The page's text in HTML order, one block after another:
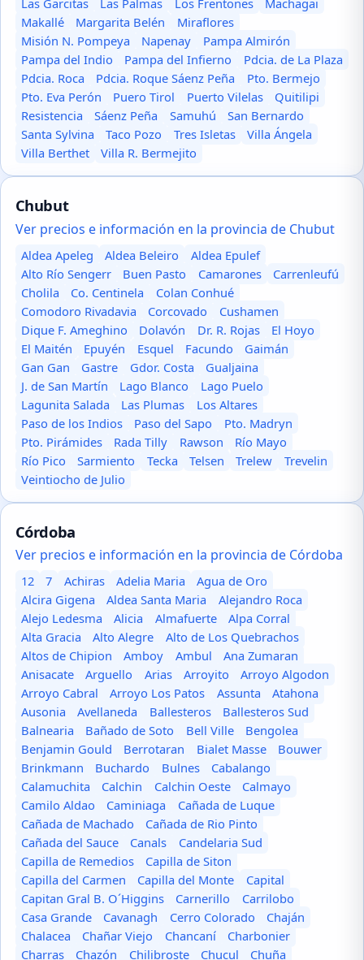
Las Garcitas Las Palmas Los Frentones
Machagai
Makallé
Margarita Belén
Miraflores
Misión N. Pompeya
Napenay
Pampa Almirón
Pampa del Indio
Pampa del Infierno
Pdcia. de La Plaza
Pdcia. Roca
Pdcia. Roque Sáenz Peña
Pto. Bermejo
Pto. Eva Perón
Puero Tirol Puerto Vilelas
Quitilipi
Resistencia
Sáenz Peña Samuhú
San Bernardo
Santa Sylvina
Taco Pozo Tres Isletas
Villa Ángela
Villa Berthet
Villa R. Bermejito
Chubut
Ver precios e información en la provincia de Chubut
Aldea Apeleg Aldea Beleiro
Aldea Epulef
Alto Río Sengerr
Buen Pasto Camarones
Carrenleufú
Cholila
Co. Centinela
Colan Conhué
Comodoro Rivadavia
Corcovado
Cushamen
Dique F. Ameghino
Dolavón Dr. R. Rojas
El Hoyo
El Maitén
Epuyén Esquel Facundo
Gaimán
Gan Gan
Gastre Gdor. Costa
Gualjaina
J. de San Martín
Lago Blanco
Lago Puelo
Lagunita Salada
Las Plumas
Los Altares
Paso de los Indios
Paso del Sapo
Pto. Madryn
Pto. Pirámides
Rada Tilly Rawson
Río Mayo
Río Pico
Sarmiento Tecka Telsen Trelew
Trevelin
Veintiocho de Julio
Córdoba
Ver precios e información en la provincia de Córdoba
12 7 Achiras Adelia Maria
Agua de Oro
Alcira Gigena
Aldea Santa Maria
Alejandro Roca
Alejo Ledesma
Alicia Almafuerte
Alpa Corral
Alta Gracia
Alto Alegre
Alto de Los Quebrachos
Altos de Chipion
Amboy Ambul
Ana Zumaran
Anisacate
Arguello Arias Arroyito
Arroyo Algodon
Arroyo Cabral
Arroyo Los Patos Assunta
Atahona
Ausonia
Avellaneda Ballesteros
Ballesteros Sud
Balnearia
Bañado de Soto Bell Ville
Bengolea
Benjamin Gould
Berrotaran Bialet Masse
Bouwer
Brinkmann
Buchardo Bulnes
Cabalango
Calamuchita
Calchin Calchin Oeste
Calmayo
Camilo Aldao
Caminiaga
Cañada de Luque
Cañada de Machado
Cañada de Rio Pinto
Cañada del Sauce
Canals
Candelaria Sud
Capilla de Remedios
Capilla de Siton
Capilla del Carmen
Capilla del Monte
Capital
Capitan Gral B. O´Higgins
Carnerillo
Carrilobo
Casa Grande
Cavanagh Cerro Colorado
Chaján
Chalacea
Chañar Viejo Chancaní
Charbonier
Charras
Chazón Chilibroste Chucul
Chuña